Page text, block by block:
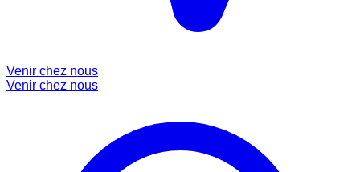
Venir chez nous
Venir chez nous